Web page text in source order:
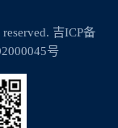
吉ICP备
号